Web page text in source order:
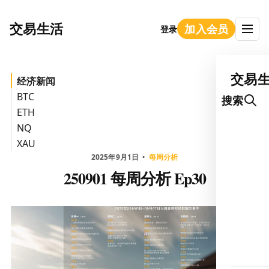
交易生活 登录 加入会员
交易
搜索
经济新闻
BTC
ETH
NQ
XAU
2025年9月1日 每周分析
250901 每周分析 Ep30